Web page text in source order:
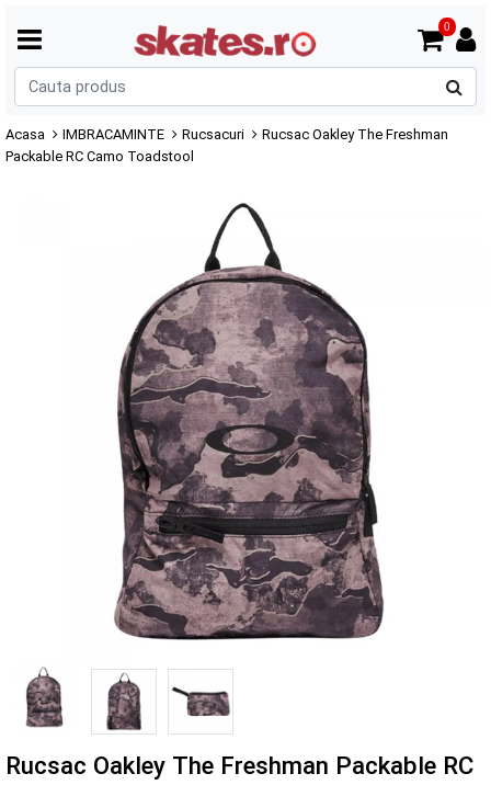
0
Acasa IMBRACAMINTE Rucsacuri
Rucsac Oakley The Freshman
Packable RC Camo Toadstool
Rucsac Oakley The Freshman Packable RC